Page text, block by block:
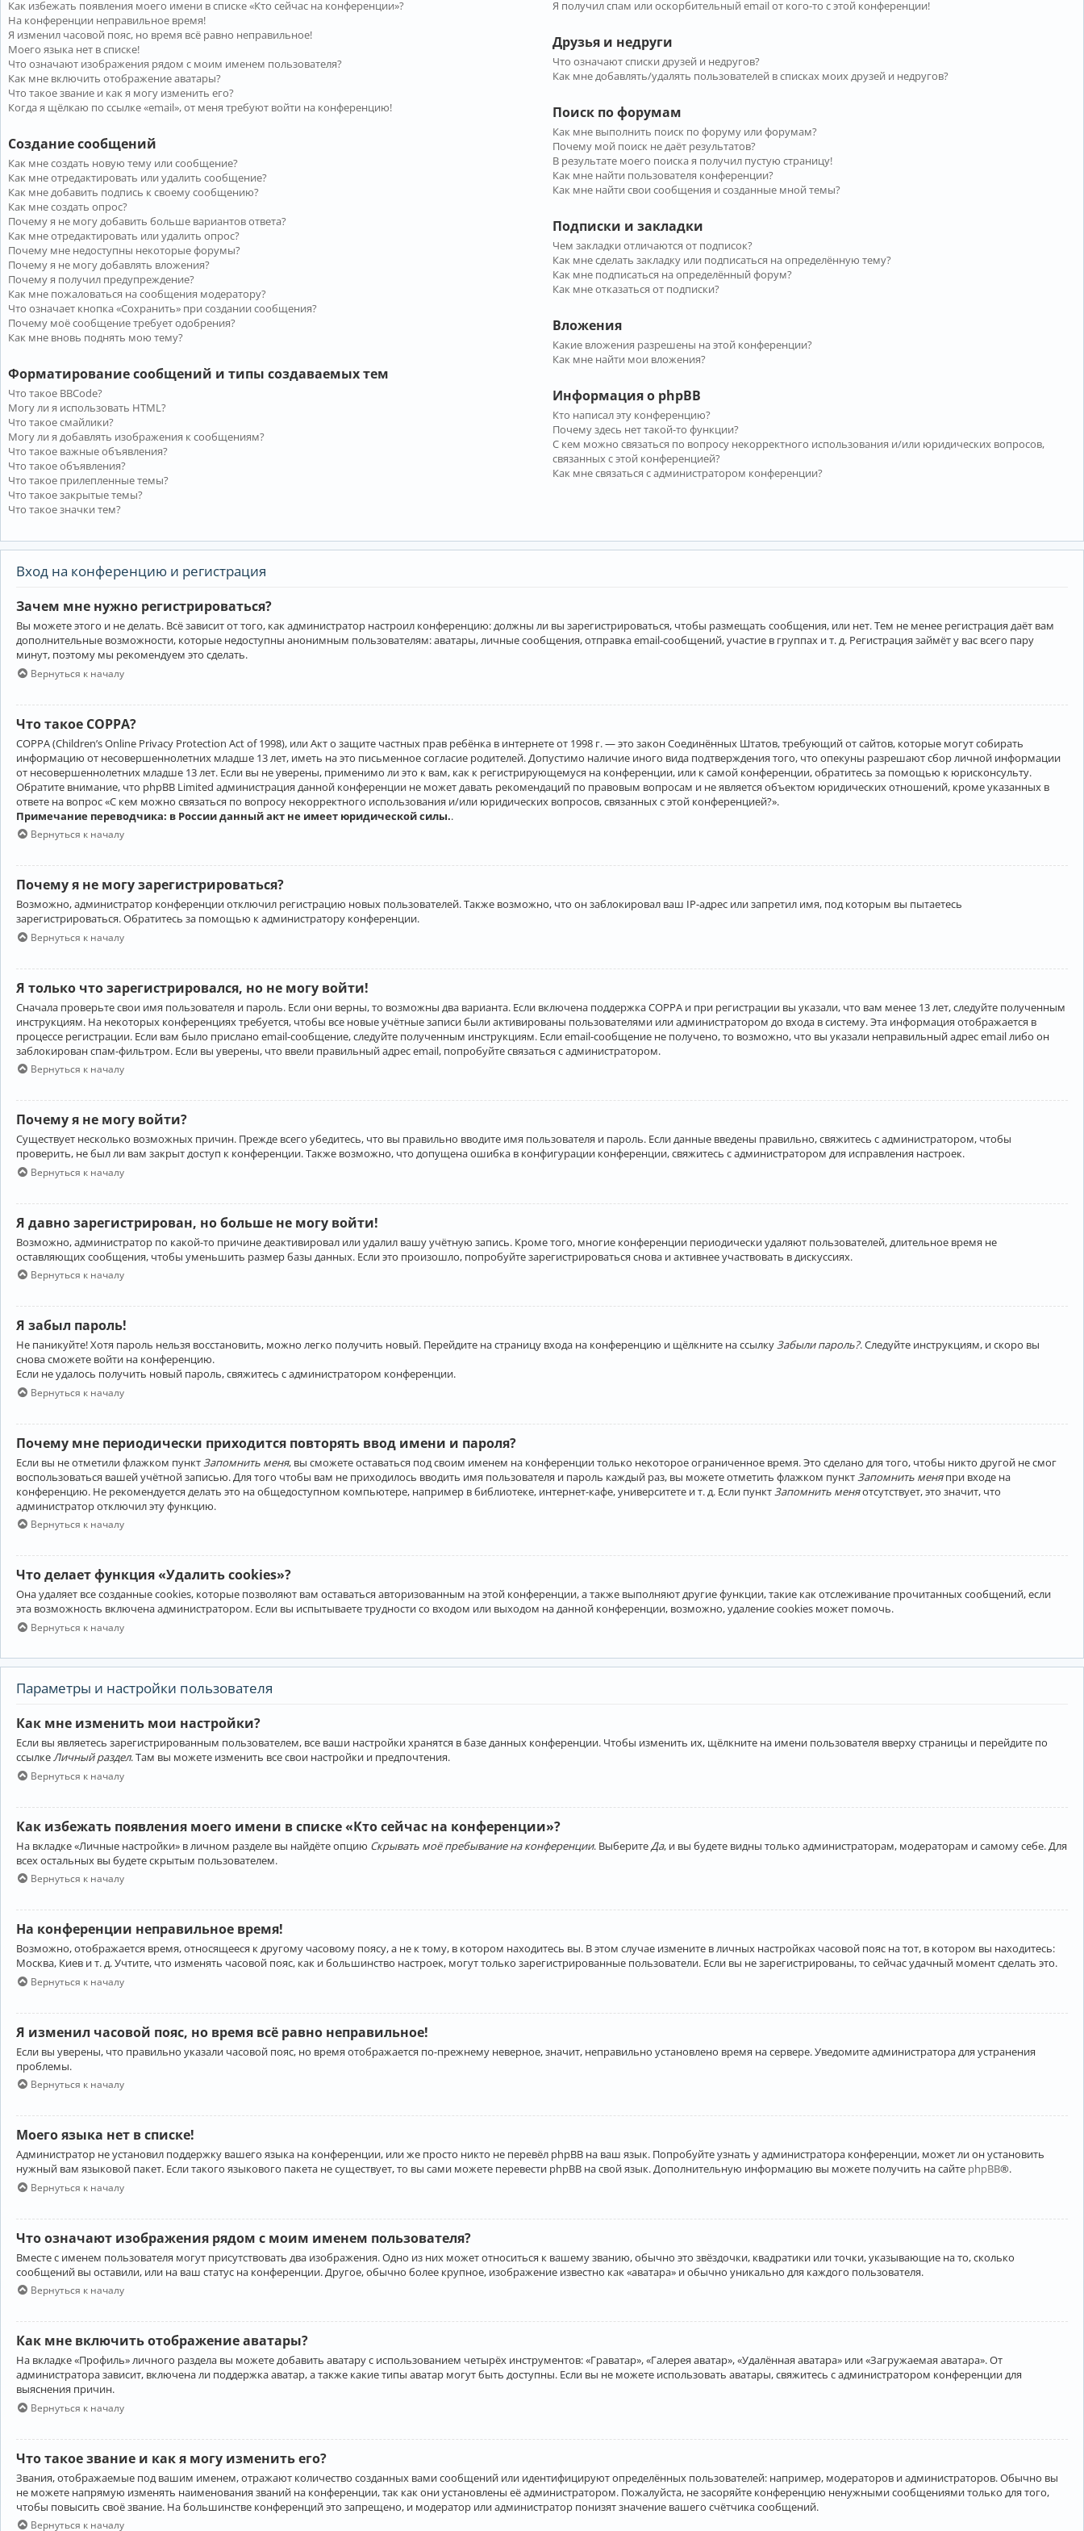
Как избежать появления моего имени в списке «Кто сейчас на конференции»?
На конференции неправильное время!
Я изменил часовой пояс, но время всё равно неправильное!
Моего языка нет в списке!
Что означают изображения рядом с моим именем пользователя?
Как мне включить отображение аватары?
Что такое звание и как я могу изменить его?
Когда я щёлкаю по ссылке «email», от меня требуют войти на конференцию!
Создание сообщений
Как мне создать новую тему или сообщение?
Как мне отредактировать или удалить сообщение?
Как мне добавить подпись к своему сообщению?
Как мне создать опрос?
Почему я не могу добавить больше вариантов ответа?
Как мне отредактировать или удалить опрос?
Почему мне недоступны некоторые форумы?
Почему я не могу добавлять вложения?
Почему я получил предупреждение?
Как мне пожаловаться на сообщения модератору?
Что означает кнопка «Сохранить» при создании сообщения?
Почему моё сообщение требует одобрения?
Как мне вновь поднять мою тему?
Форматирование сообщений и типы создаваемых тем
Что такое BBCode?
Могу ли я использовать HTML?
Что такое смайлики?
Могу ли я добавлять изображения к сообщениям?
Что такое важные объявления?
Что такое объявления?
Что такое прилепленные темы?
Что такое закрытые темы?
Что такое значки тем?
Я получил спам или оскорбительный email от кого-то с этой конференции!
Друзья и недруги
Что означают списки друзей и недругов?
Как мне добавлять/удалять пользователей в списках моих друзей и недругов?
Поиск по форумам
Как мне выполнить поиск по форуму или форумам?
Почему мой поиск не даёт результатов?
В результате моего поиска я получил пустую страницу!
Как мне найти пользователя конференции?
Как мне найти свои сообщения и созданные мной темы?
Подписки и закладки
Чем закладки отличаются от подписок?
Как мне сделать закладку или подписаться на определённую тему?
Как мне подписаться на определённый форум?
Как мне отказаться от подписки?
Вложения
Какие вложения разрешены на этой конференции?
Как мне найти мои вложения?
Информация о phpBB
Кто написал эту конференцию?
Почему здесь нет такой-то функции?
С кем можно связаться по вопросу некорректного использования и/или юридических вопросов,
связанных с этой конференцией?
Как мне связаться с администратором конференции?
Вход на конференцию и регистрация
Зачем мне нужно регистрироваться?
Вы можете этого и не делать. Всё зависит от того, как администратор настроил конференцию: должны ли вы зарегистрироваться, чтобы размещать сообщения, или нет. Тем не менее регистрация даёт вам
дополнительные возможности, которые недоступны анонимным пользователям: аватары, личные сообщения, отправка email-сообщений, участие в группах и т. д. Регистрация займёт у вас всего пару
минут, поэтому мы рекомендуем это сделать.
Вернуться к началу
Что такое COPPA?
COPPA (Children’s Online Privacy Protection Act of 1998), или Акт о защите частных прав ребёнка в интернете от 1998 г. — это закон Соединённых Штатов, требующий от сайтов, которые могут собирать
информацию от несовершеннолетних младше 13 лет, иметь на это письменное согласие родителей. Допустимо наличие иного вида подтверждения того, что опекуны разрешают сбор личной информации
от несовершеннолетних младше 13 лет. Если вы не уверены, применимо ли это к вам, как к регистрирующемуся на конференции, или к самой конференции, обратитесь за помощью к юрисконсульту.
Обратите внимание, что phpBB Limited администрация данной конференции не может давать рекомендаций по правовым вопросам и не является объектом юридических отношений, кроме указанных в
ответе на вопрос «С кем можно связаться по вопросу некорректного использования и/или юридических вопросов, связанных с этой конференцией?».
Примечание переводчика: в России данный акт не имеет юридической силы..
Вернуться к началу
Почему я не могу зарегистрироваться?
Возможно, администратор конференции отключил регистрацию новых пользователей. Также возможно, что он заблокировал ваш IP-адрес или запретил имя, под которым вы пытаетесь
зарегистрироваться. Обратитесь за помощью к администратору конференции.
Вернуться к началу
Я только что зарегистрировался, но не могу войти!
Сначала проверьте свои имя пользователя и пароль. Если они верны, то возможны два варианта. Если включена поддержка COPPA и при регистрации вы указали, что вам менее 13 лет, следуйте полученным
инструкциям. На некоторых конференциях требуется, чтобы все новые учётные записи были активированы пользователями или администратором до входа в систему. Эта информация отображается в
процессе регистрации. Если вам было прислано email-сообщение, следуйте полученным инструкциям. Если email-сообщение не получено, то возможно, что вы указали неправильный адрес email либо он
заблокирован спам-фильтром. Если вы уверены, что ввели правильный адрес email, попробуйте связаться с администратором.
Вернуться к началу
Почему я не могу войти?
Существует несколько возможных причин. Прежде всего убедитесь, что вы правильно вводите имя пользователя и пароль. Если данные введены правильно, свяжитесь с администратором, чтобы
проверить, не был ли вам закрыт доступ к конференции. Также возможно, что допущена ошибка в конфигурации конференции, свяжитесь с администратором для исправления настроек.
Вернуться к началу
Я давно зарегистрирован, но больше не могу войти!
Возможно, администратор по какой-то причине деактивировал или удалил вашу учётную запись. Кроме того, многие конференции периодически удаляют пользователей, длительное время не
оставляющих сообщения, чтобы уменьшить размер базы данных. Если это произошло, попробуйте зарегистрироваться снова и активнее участвовать в дискуссиях.
Вернуться к началу
Я забыл пароль!
Не паникуйте! Хотя пароль нельзя восстановить, можно легко получить новый. Перейдите на страницу входа на конференцию и щёлкните на ссылкуЗабыли пароль?. Следуйте инструкциям, и скоро вы
снова сможете войти на конференцию.
Если не удалось получить новый пароль, свяжитесь с администратором конференции.
Вернуться к началу
Почему мне периодически приходится повторять ввод имени и пароля?
Если вы не отметили флажком пункт Запомнить меня, вы сможете оставаться под своим именем на конференции только некоторое ограниченное время. Это сделано для того, чтобы никто другой не смог
воспользоваться вашей учётной записью. Для того чтобы вам не приходилось вводить имя пользователя и пароль каждый раз, вы можете отметить флажком пункт Запомнить меняпри входе на
конференцию. Не рекомендуется делать это на общедоступном компьютере, например в библиотеке, интернет-кафе, университете и т. д. Если пункт Запомнить меняотсутствует, это значит, что
администратор отключил эту функцию.
Вернуться к началу
Что делает функция «Удалить cookies»?
Она удаляет все созданные cookies, которые позволяют вам оставаться авторизованным на этой конференции, а также выполняют другие функции, такие как отслеживание прочитанных сообщений, если
эта возможность включена администратором. Если вы испытываете трудности со входом или выходом на данной конференции, возможно, удаление cookies может помочь.
Вернуться к началу
Параметры и настройки пользователя
Как мне изменить мои настройки?
Если вы являетесь зарегистрированным пользователем, все ваши настройки хранятся в базе данных конференции. Чтобы изменить их, щёлкните на имени пользователя вверху страницы и перейдите по
ссылкеЛичный раздел. Там вы можете изменить все свои настройки и предпочтения.
Вернуться к началу
Как избежать появления моего имени в списке «Кто сейчас на конференции»?
На вкладке «Личные настройки» в личном разделе вы найдёте опцию Скрывать моё пребывание на конференции. Выберите Да, и вы будете видны только администраторам, модераторам и самому себе. Для
всех остальных вы будете скрытым пользователем.
Вернуться к началу
На конференции неправильное время!
Возможно, отображается время, относящееся к другому часовому поясу, а не к тому, в котором находитесь вы. В этом случае измените в личных настройках часовой пояс на тот, в котором вы находитесь:
Москва, Киев и т. д. Учтите, что изменять часовой пояс, как и большинство настроек, могут только зарегистрированные пользователи. Если вы не зарегистрированы, то сейчас удачный момент сделать это.
Вернуться к началу
Я изменил часовой пояс, но время всё равно неправильное!
Если вы уверены, что правильно указали часовой пояс, но время отображается по-прежнему неверное, значит, неправильно установлено время на сервере. Уведомите администратора для устранения
проблемы.
Вернуться к началу
Моего языка нет в списке!
Администратор не установил поддержку вашего языка на конференции, или же просто никто не перевёл phpBB на ваш язык. Попробуйте узнать у администратора конференции, может ли он установить
нужный вам языковой пакет. Если такого языкового пакета не существует, то вы сами можете перевести phpBB на свой язык. Дополнительную информацию вы можете получить на сайте phpBB®.
Вернуться к началу
Что означают изображения рядом с моим именем пользователя?
Вместе с именем пользователя могут присутствовать два изображения. Одно из них может относиться к вашему званию, обычно это звёздочки, квадратики или точки, указывающие на то, сколько
сообщений вы оставили, или на ваш статус на конференции. Другое, обычно более крупное, изображение известно как «аватара» и обычно уникально для каждого пользователя.
Вернуться к началу
Как мне включить отображение аватары?
На вкладке «Профиль» личного раздела вы можете добавить аватару с использованием четырёх инструментов: «Граватар», «Галерея аватар», «Удалённая аватара» или «Загружаемая аватара». От
администратора зависит, включена ли поддержка аватар, а также какие типы аватар могут быть доступны. Если вы не можете использовать аватары, свяжитесь с администратором конференции для
выяснения причин.
Вернуться к началу
Что такое звание и как я могу изменить его?
Звания, отображаемые под вашим именем, отражают количество созданных вами сообщений или идентифицируют определённых пользователей: например, модераторов и администраторов. Обычно вы
не можете напрямую изменять наименования званий на конференции, так как они установлены её администратором. Пожалуйста, не засоряйте конференцию ненужными сообщениями только для того,
чтобы повысить своё звание. На большинстве конференций это запрещено, и модератор или администратор понизят значение вашего счётчика сообщений.
Вернуться к началу